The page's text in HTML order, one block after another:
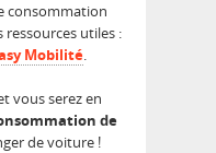
consommation
ressources utiles :
Mobilité.
vous serez en
de
de voiture !